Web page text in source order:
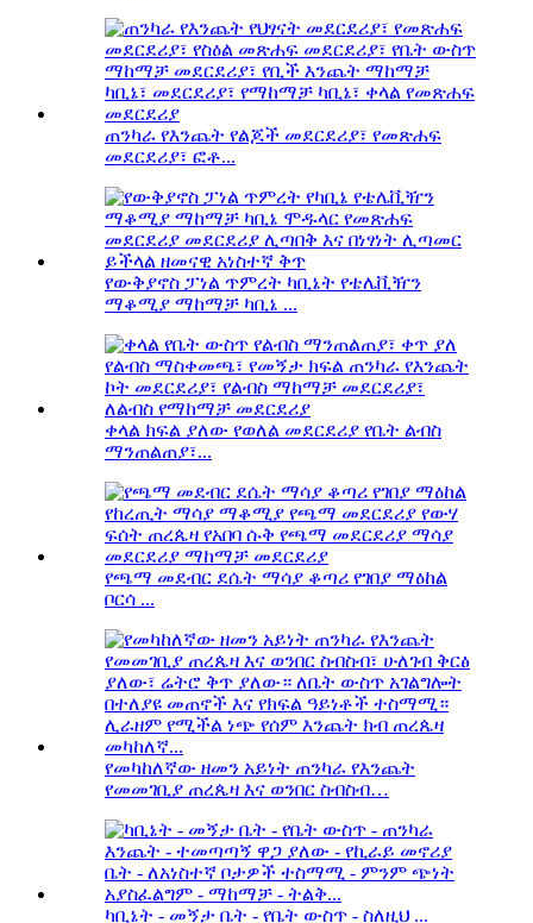
ጠንካራ የእንጨት የልጆች መደርደሪያ፣ የመጽሐፍ
መደርደሪያ፣ ፎቶ...
የውቅያኖስ ፓነል ጥምረት ካቢኔት የቴሌቪዥን
ማቆሚያ ማከማቻ ካቢኔ ...
ቀላል ክፍል ያለው የወለል መደርደሪያ የቤት ልብስ
ማንጠልጠያ፣...
የጫማ መደብር ደሴት ማሳያ ቆጣሪ የገበያ ማዕከል
ቦርሳ ...
የመካከለኛው ዘመን አይነት ጠንካራ የእንጨት
የመመገቢያ ጠረጴዛ እና ወንበር ስብስብ…
ካቢኔት - መኝታ ቤት - የቤት ውስጥ - ስለዚህ ...